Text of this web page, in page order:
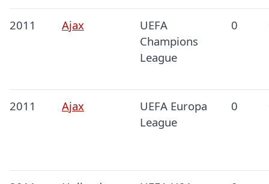
2011 Ajax
UEFA
Champions
League
0
2011 Ajax
UEFA Europa
League
0